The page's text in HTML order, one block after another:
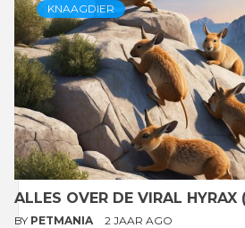
KNAAGDIER
ALLES OVER DE VIRAL HYRAX
BY PETMANIA 2 JAAR AGO